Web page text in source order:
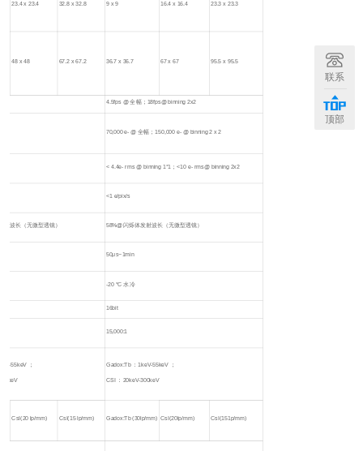
23.4 x 23.4 32.8 x 32.8 9 x 9 16.4 x 16.4 23.3 x 23.3
48 x 48 67.2 x 67.2 36.7 x 36.7 67 x 67 95.5 x 95.5
4.5fps @ 全幅；18fps@ binning 2x2
70,000 e- @ 全幅；150,000 e- @ binning 2 x 2
< 4.4e- rms @ binning 1*1；<10 e- rms@ binning 2x2
<1 e/pix/s
射波长（无微型透镜） 58%@闪烁体发射波长（无微型透镜）
50μs~1min
-20 °C 水冷
16bit
15,000:1
55keV ； Gadox:Tb ：1keV-55keV ；
CSI ：20keV-300keV
CsI(20 lp/mm) CsI(15 lp/mm) Gadox:Tb (30lp/mm) CsI(20lp/mm) CsI(151p/mm)
联系
顶部